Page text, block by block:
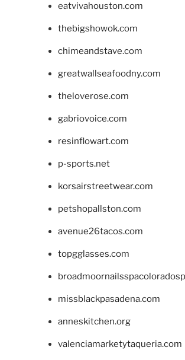
eatvivahouston.com
thebigshowok.com
chimeandstave.com
greatwallseafoodny.com
theloverose.com
gabriovoice.com
resinflowart.com
p-sports.net
korsairstreetwear.com
petshopallston.com
avenue26tacos.com
topgglasses.com
missblackpasadena.com
anneskitchen.org
valenciamarketytaqueria.com